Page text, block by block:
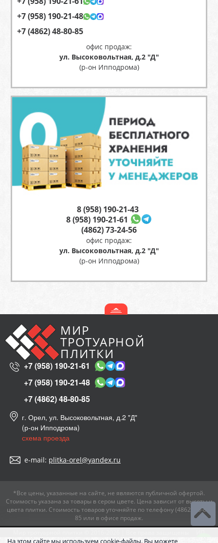
+7 (958) 190-21-48
+7 (4862) 48-80-85
офис продаж:
ул. Высоковольтная, д.2 "Д"
(р-он Ипподрома)
8 (958) 190-21-43
8 (958) 190-21-61
(4862) 73-24-56
офис продаж:
ул. Высоковольтная, д.2 "Д"
(р-он Ипподрома)
МИР
ТРОТУАРНОЙ
ПЛИТКИ
+7 (958) 190-21-61
+7 (958) 190-21-48
+7 (4862) 48-80-85
г. Орел, ул. Высоковольтная, д.2 "Д"
(р-он Ипподрома)
схема проезда
e-mail: plitka-orel@yandex.ru
Семин В.И.
*Все цены, указанные на сайте, не являются публичной офертой.
Стоимость указана за товары в сером цвете. Цена зависит от высоты и
цвета плитки. Стоимость товаров уточняйте по телефону (4862) 48-80-
85 или в офисе продаж.
На этом сайте мы используем cookie-файлы. Вы можете